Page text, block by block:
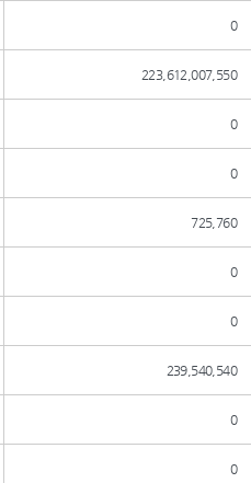
0
223,612,007,550
0
0
725,760
0
0
239,540,540
0
0